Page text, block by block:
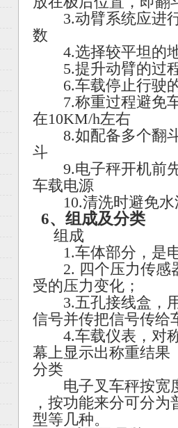
3.动臂系统应进行
数
4.选择较平坦的
5.提升动臂的过
6.车载停止行驶
7.称重过程避免车
在10KM/h左右
8.如配备多个翻斗
斗
9.电子秤开机前先
车载电源
10.清洗时避免水
6、组成及分类
组成
1.车体部分，是
2. 四个压力传感
受的压力变化；
3.五孔接线盒，用
信号并传把信号传给
4.车载仪表，对称
幕上显示出称重结果
分类
电子叉车秤按宽
，按功能来分可分
型等几种。